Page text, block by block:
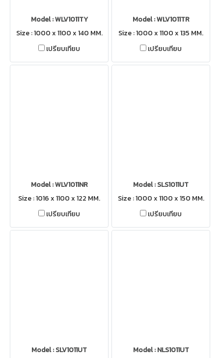
Model : WLV1011TY
Size : 1000 x 1100 x 140 MM.
เปรียบเทียบ
Model : WLV1011TR
Size : 1000 x 1100 x 135 MM.
เปรียบเทียบ
Model : WLV1011NR
Size : 1016 x 1100 x 122 MM.
เปรียบเทียบ
Model : SLS1011UT
Size : 1000 x 1100 x 150 MM.
เปรียบเทียบ
Model : SLV1011UT
Model : NLS1011UT